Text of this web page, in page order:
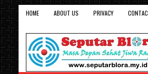
HOME ABOUT US PRIVACY